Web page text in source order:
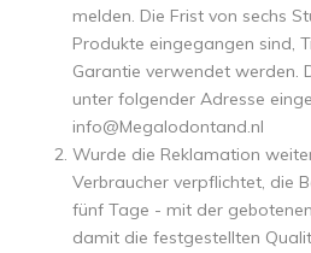
melden. Die Frist von sechs
Produkte eingegangen sind,
Garantie verwendet werden.
unter folgender Adresse
info@Megalodontand.nl
Wurde die Reklamation
Verbraucher verpflichtet, die
fünf Tage - mit der
damit die festgestellten